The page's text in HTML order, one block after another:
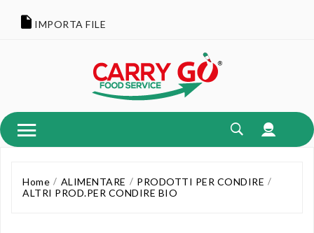
IMPORTA FILE
Home ALIMENTARE
PRODOTTI PER CONDIRE
ALTRI PROD.PER CONDIRE BIO